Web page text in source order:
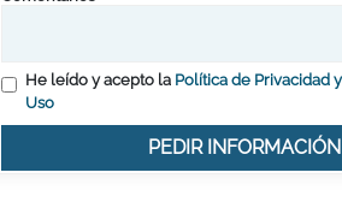
He leído y acepto la Política de Privacidad
Uso
PEDIR INFORMACIÓN